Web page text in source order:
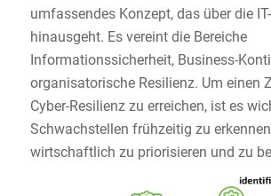
umfassendes Konzept, das über die
hinausgeht. Es vereint die Bereiche
Informationssicherheit, Business-
organisatorische Resilienz. Um einen
Cyber-Resilienz zu erreichen, ist es
Schwachstellen frühzeitig zu
wirtschaftlich zu priorisieren und zu